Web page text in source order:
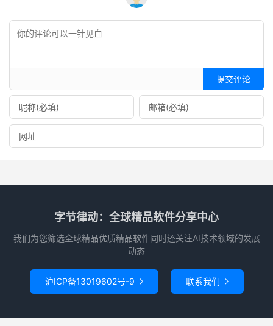
提交评论
字节律动：全球精品软件分享中心
我们为您筛选全球精品优质精品软件同时还关注AI技术领域的发展
动态
沪ICP备13019602号-9  联系我们 